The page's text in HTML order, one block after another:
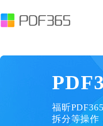
福昕
拆分等操作